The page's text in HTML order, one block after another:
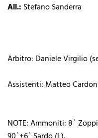
All.: Stefano Sanderra
Arbitro: Daniele Virgilio
Assistenti: Matteo
NOTE: Ammoniti: 8`